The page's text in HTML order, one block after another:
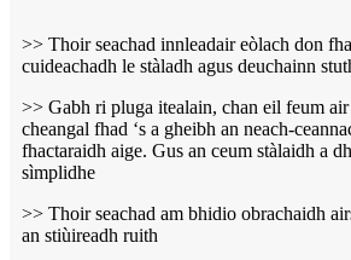
>> Thoir seachad innleadair eòlach don
cuideachadh le stàladh agus deuchainn
>> Gabh ri pluga itealain, chan eil feum air
cheangal fhad ‘s a gheibh an neach-
fhactaraidh aige. Gus an ceum stàlaidh a
sìmplidhe
>> Thoir seachad am bhidio obrachaidh
an stiùireadh ruith